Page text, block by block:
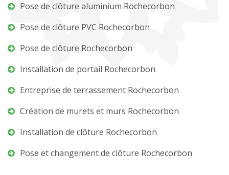
Pose de clôture aluminium Rochecorbon
Pose de clôture PVC Rochecorbon
Pose de clôture Rochecorbon
Installation de portail Rochecorbon
Entreprise de terrassement Rochecorbon
Création de murets et murs Rochecorbon
Installation de clôture Rochecorbon
Pose et changement de clôture Rochecorbon